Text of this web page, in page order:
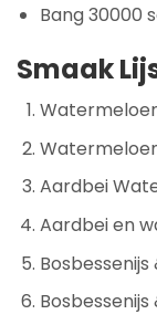
Bang 30000
Smaak
Aardbei
Aardbei en